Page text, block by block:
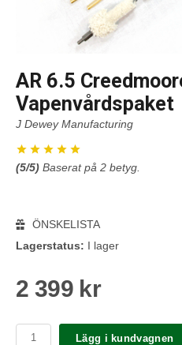
AR 6.5
Vapenvårdspaket
J Dewey Manufacturing
(5/5) Baserat på 2 betyg.
ÖNSKELISTA
Lagerstatus: I lager
2 399 kr
Lägg i kundvagnen